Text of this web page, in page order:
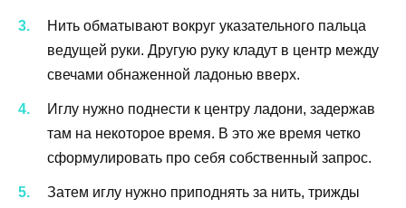
Нить обматывают вокруг указательного пальца
ведущей руки. Другую руку кладут в центр между
свечами обнаженной ладонью вверх.
Иглу нужно поднести к центру ладони, задержав
там на некоторое время. В это же время четко
сформулировать про себя собственный запрос.
Затем иглу нужно приподнять за нить, трижды